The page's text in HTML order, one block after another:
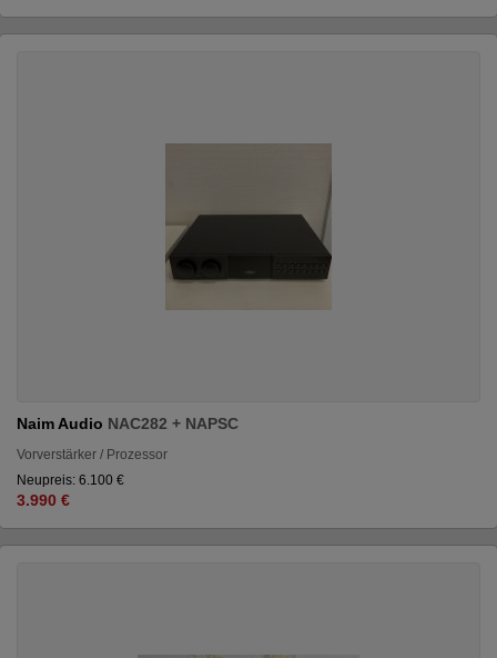
Naim Audio NAC282 + NAPSC
Vorverstärker / Prozessor
Neupreis: 6.100 €
3.990 €